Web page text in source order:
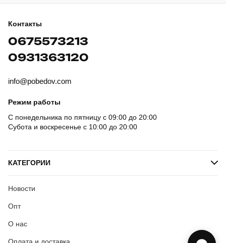
Контакты
0675573213
0931363120
info@pobedov.com
Режим работы
С понедельника по пятницу с 09:00 до 20:00
Субота и воскресенье с 10:00 до 20:00
КАТЕГОРИИ
Новости
Опт
О нас
Оплата и доставка